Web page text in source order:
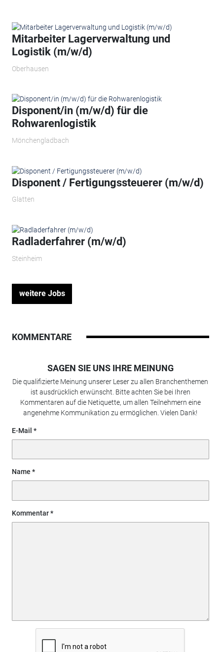
Mitarbeiter Lagerverwaltung und
Logistik (m/w/d)
Oberhausen
Disponent/in (m/w/d) für die
Rohwarenlogistik
Mönchengladbach
Disponent / Fertigungssteuerer (m/w/d)
Glatten
Radladerfahrer (m/w/d)
Steinheim
weitere Jobs
KOMMENTARE
SAGEN SIE UNS IHRE MEINUNG
Die qualifizierte Meinung unserer Leser zu allen Branchenthemen
ist ausdrücklich erwünscht. Bitte achten Sie bei Ihren
Kommentaren auf die Netiquette, um allen Teilnehmern eine
angenehme Kommunikation zu ermöglichen. Vielen Dank!
E-Mail
Name
Kommentar